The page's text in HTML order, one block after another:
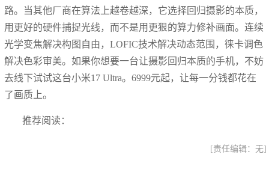
路。当其他厂商在算法上越卷越深，它选择回归摄影的本质，
用更好的硬件捕捉光线，而不是用更狠的算力修补画面。连续
光学变焦解决构图自由，LOFIC技术解决动态范围，徕卡调色
解决色彩审美。如果你想要一台让摄影回归本质的手机，不妨
去线下试试这台小米17 Ultra。6999元起，让每一分钱都花在
了画质上。
推荐阅读：
[责任编辑：无]